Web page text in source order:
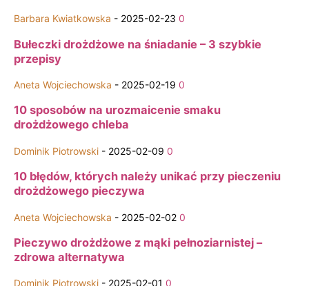
Barbara Kwiatkowska - 2025-02-23 0
Bułeczki drożdżowe na śniadanie – 3 szybkie
przepisy
Aneta Wojciechowska - 2025-02-19 0
10 sposobów na urozmaicenie smaku
drożdżowego chleba
Dominik Piotrowski - 2025-02-09 0
10 błędów, których należy unikać przy pieczeniu
drożdżowego pieczywa
Aneta Wojciechowska - 2025-02-02 0
Pieczywo drożdżowe z mąki pełnoziarnistej –
zdrowa alternatywa
Dominik Piotrowski - 2025-02-01 0